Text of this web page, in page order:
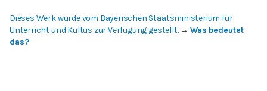
Dieses Werk wurde vom Bayerischen Staatsministerium für
Unterricht und Kultus zur Verfügung gestellt.→ Was bedeutet
das?